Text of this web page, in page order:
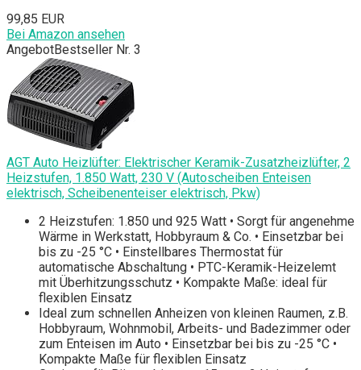
99,85 EUR
Bei Amazon ansehen
AngebotBestseller Nr. 3
AGT Auto Heizlüfter: Elektrischer Keramik-Zusatzheizlüfter, 2
Heizstufen, 1.850 Watt, 230 V (Autoscheiben Enteisen
elektrisch, Scheibenenteiser elektrisch, Pkw)
2 Heizstufen: 1.850 und 925 Watt • Sorgt für angenehme
Wärme in Werkstatt, Hobbyraum & Co. • Einsetzbar bei
bis zu -25 °C • Einstellbares Thermostat für
automatische Abschaltung • PTC-Keramik-Heizelemt
mit Überhitzungsschutz • Kompakte Maße: ideal für
flexiblen Einsatz
Ideal zum schnellen Anheizen von kleinen Raumen, z.B.
Hobbyraum, Wohnmobil, Arbeits- und Badezimmer oder
zum Enteisen im Auto • Einsetzbar bei bis zu -25 °C •
Kompakte Maße für flexiblen Einsatz